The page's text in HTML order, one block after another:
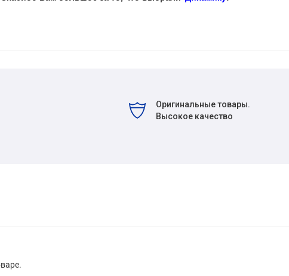
Оригинальные товары.
Высокое качество